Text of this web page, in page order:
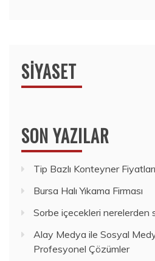
SIYASET
SON YAZILAR
Tip Bazlı Konteyner
Bursa Halı Yıkama Firması
Sorbe içecekleri nerelerden
Alay Medya ile Sosyal
Profesyonel Çözümler